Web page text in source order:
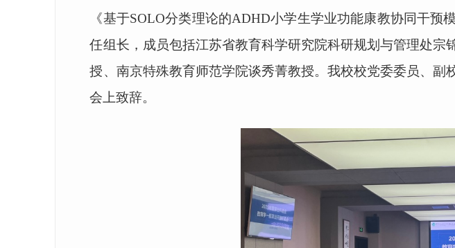
《基于SOLO分类理论的ADHD小学生学业功能康教协同干
任组长，成员包括江苏省教育科学研究院科研规划与管理处
授、南京特殊教育师范学院谈秀菁教授。我校校党委委员、副
会上致辞。